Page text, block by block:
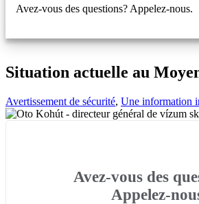
Avez-vous des questions? Appelez-nous.
Situation actuelle au
Avertissement de sécurité, Une information
Avez-vous des
Appelez-